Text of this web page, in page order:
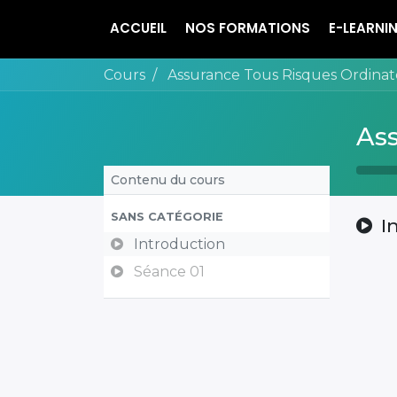
ACCUEIL NOS FORMATIONS E-
Cours Assurance Tous Risques
Contenu du cours
SANS CATÉGORIE
Introduction
Séance 01